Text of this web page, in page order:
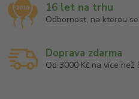
16 let na trhu
Odbornost, na kterou
Doprava zdarma
Od 3000 Kč na více než